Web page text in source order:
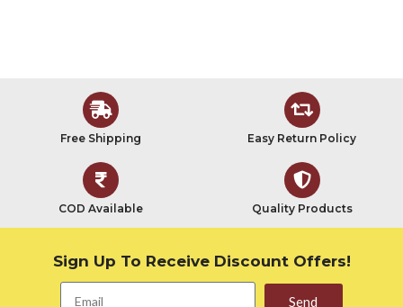
Free Shipping Easy Return Policy
COD Available Quality Products
Sign Up To Receive Discount Offers!
Send